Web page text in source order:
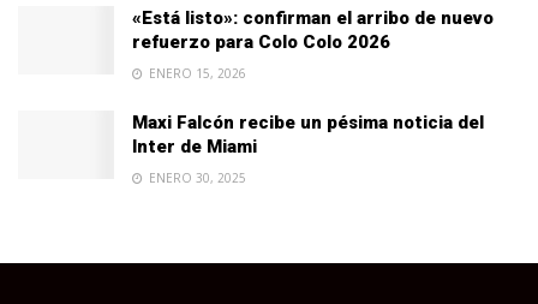
«Está listo»: confirman el arribo de nuevo
refuerzo para Colo Colo 2026
ENERO 15, 2026
Maxi Falcón recibe un pésima noticia del
Inter de Miami
ENERO 30, 2025